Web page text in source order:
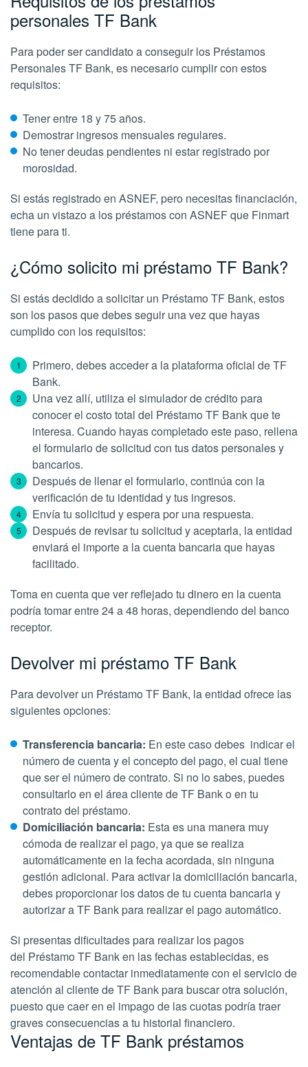
personales TF Bank
Para poder ser candidato a conseguir los Préstamos
Personales TF Bank, es necesario cumplir con estos
requisitos:
Tener entre 18 y 75 años.
Demostrar ingresos mensuales regulares.
No tener deudas pendientes ni estar registrado por
morosidad.
Si estás registrado en ASNEF, pero necesitas financiación,
echa un vistazo a los préstamos con ASNEF que Finmart
tiene para ti.
¿Cómo solicito mi préstamo TF Bank?
Si estás decidido a solicitar un Préstamo TF Bank, estos
son los pasos que debes seguir una vez que hayas
cumplido con los requisitos:
Primero, debes acceder a la plataforma oficial de TF
Bank.
Una vez allí, utiliza el simulador de crédito para
conocer el costo total del Préstamo TF Bank que te
interesa. Cuando hayas completado este paso, rellena
el formulario de solicitud con tus datos personales y
bancarios.
Después de llenar el formulario, continúa con la
verificación de tu identidad y tus ingresos.
Envía tu solicitud y espera por una respuesta.
Después de revisar tu solicitud y aceptarla, la entidad
enviará el importe a la cuenta bancaria que hayas
facilitado.
Toma en cuenta que ver reflejado tu dinero en la cuenta
podría tomar entre 24 a 48 horas, dependiendo del banco
receptor.
Devolver mi préstamo TF Bank
Para devolver un Préstamo TF Bank, la entidad ofrece las
siguientes opciones:
Transferencia bancaria: En este caso debes indicar el
número de cuenta y el concepto del pago, el cual tiene
que ser el número de contrato. Si no lo sabes, puedes
consultarlo en el área cliente de TF Bank o en tu
contrato del préstamo.
Domiciliación bancaria: Esta es una manera muy
cómoda de realizar el pago, ya que se realiza
automáticamente en la fecha acordada, sin ninguna
gestión adicional. Para activar la domiciliación bancaria,
debes proporcionar los datos de tu cuenta bancaria y
autorizar a TF Bank para realizar el pago automático.
Si presentas dificultades para realizar los pagos
del Préstamo TF Bank en las fechas establecidas, es
recomendable contactar inmediatamente con el servicio de
atención al cliente de TF Bank para buscar otra solución,
puesto que caer en el impago de las cuotas podría traer
graves consecuencias a tu historial financiero.
Ventajas de TF Bank préstamos